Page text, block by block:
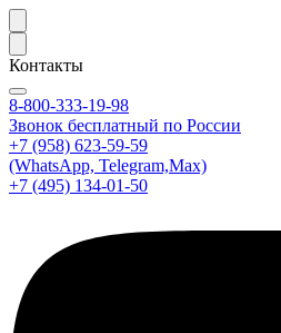
Контакты
8-800-333-19-98
Звонок бесплатный по России
+7 (958) 623-59-59
(WhatsApp, Telegram,Max)
+7 (495) 134-01-50